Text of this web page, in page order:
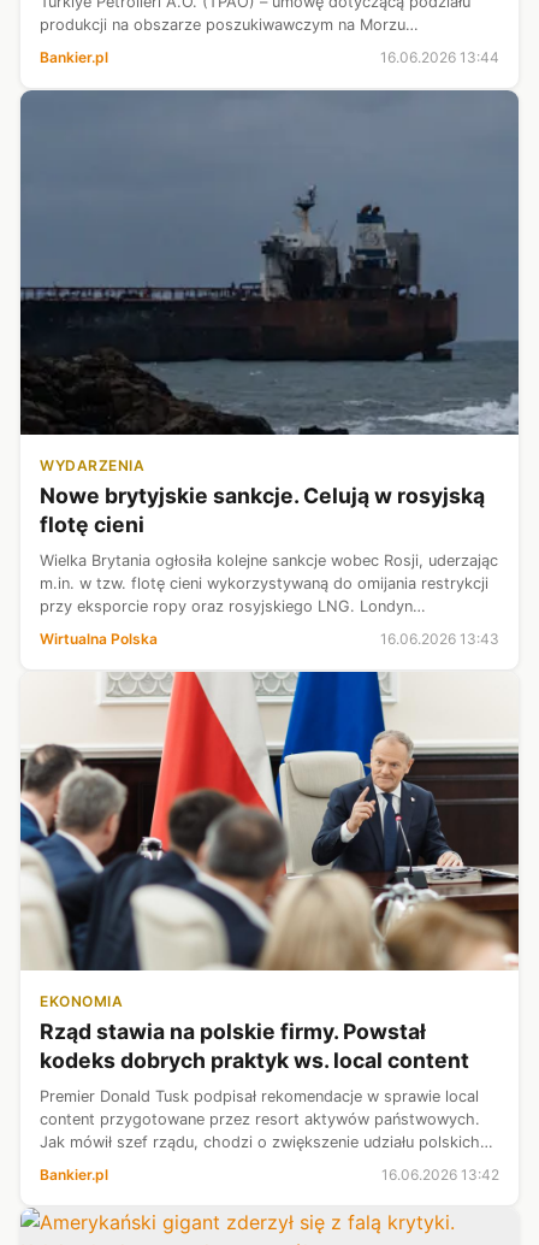
produkcji na obszarze poszukiwawczym na Morzu
poszukiwawczą - podała spółka w kom...
Bankier.pl 16.06.2026 13:44
WYDARZENIA
Nowe brytyjskie sankcje. Celują w rosyjską
flotę cieni
Wielka Brytania ogłosiła kolejne sankcje wobec Rosji, uderzając
m.in. w tzw. flotę cieni wykorzystywaną do omijania restrykcji
przy eksporcie ropy oraz rosyjskiego LNG. Londyn
Wirtualna Polska 16.06.2026 13:43
EKONOMIA
Rząd stawia na polskie firmy. Powstał
kodeks dobrych praktyk ws. local content
Premier Donald Tusk podpisał rekomendacje w sprawie local
content przygotowane przez resort aktywów państwowych.
Jak mówił szef rządu, chodzi o zwiększenie udziału polskich
Bankier.pl 16.06.2026 13:42